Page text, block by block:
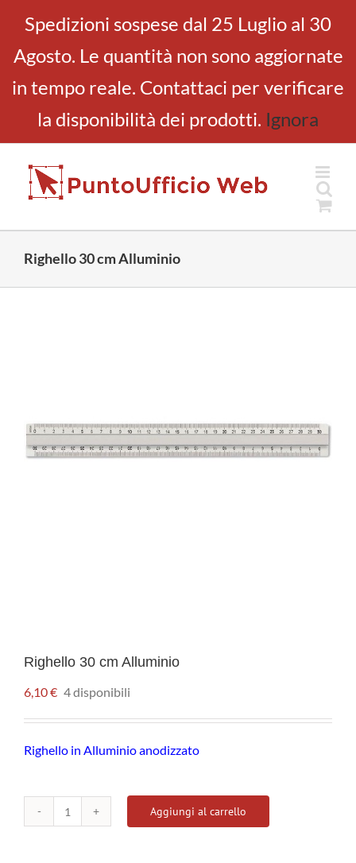
Spedizioni sospese dal 25 Luglio al 30
Agosto. Le quantità non sono aggiornate
in tempo reale. Contattaci per verificare
la disponibilità dei prodotti. Ignora
contenuto
Righello 30 cm Alluminio
Righello 30 cm Alluminio
6,10€ 4 disponibili
Righello in Alluminio anodizzato
Righello
Aggiungi al carrello